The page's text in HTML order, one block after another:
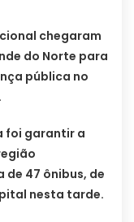
chegaram
do Norte para
pública no
foi garantir a
47 ônibus, de
nesta tarde.